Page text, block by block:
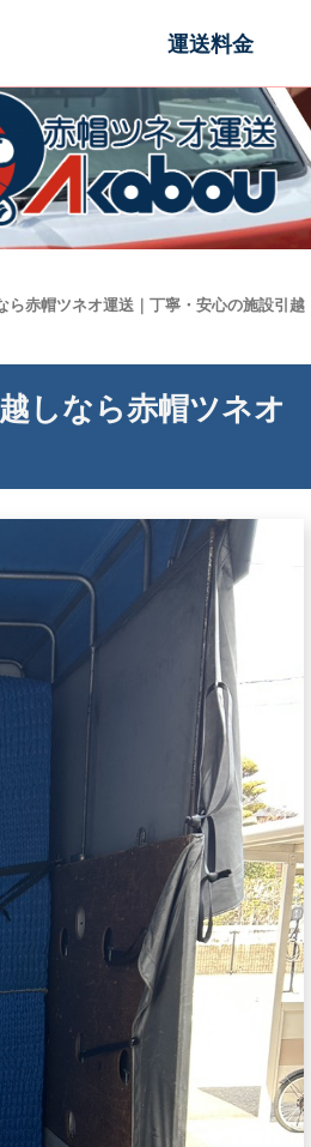
赤帽ツネオ運送｜丁寧・安心の施設引越
しなら赤帽ツネオ
運送料金